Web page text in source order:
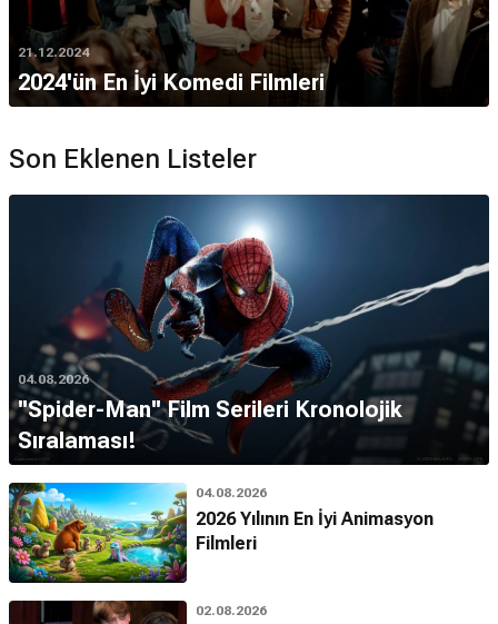
21.12.2024
2024'ün En İyi Komedi Filmleri
Son Eklenen Listeler
04.08.2026
''Spider-Man'' Film Serileri Kronolojik
Sıralaması!
04.08.2026
2026 Yılının En İyi Animasyon
Filmleri
02.08.2026